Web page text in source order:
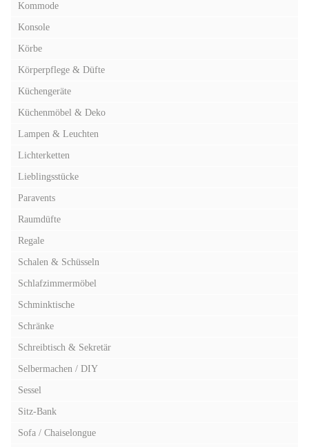
Kommode
Konsole
Körbe
Körperpflege & Düfte
Küchengeräte
Küchenmöbel & Deko
Lampen & Leuchten
Lichterketten
Lieblingsstücke
Paravents
Raumdüfte
Regale
Schalen & Schüsseln
Schlafzimmermöbel
Schminktische
Schränke
Schreibtisch & Sekretär
Selbermachen / DIY
Sessel
Sitz-Bank
Sofa / Chaiselongue